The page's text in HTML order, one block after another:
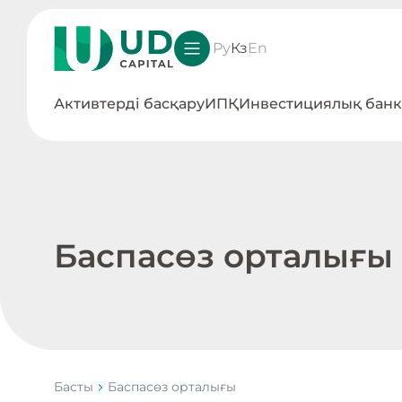
РуКзEn
Активтерді басқаруИПҚИнвестициялық
Баспасөз орталығы
Басты Баспасөз орталығы